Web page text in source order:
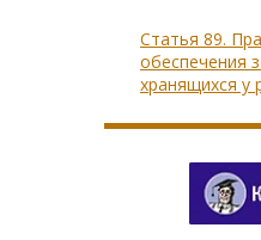
Статья 89.
обеспечения
хранящихся у